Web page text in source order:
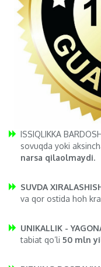
ISSIQLIKKA
sovuqda yoki
narsa qilaolmaydi.
SUVDA
va qor ostida hoh
UNIKALLIK -
tabiat qo’li 50 mln